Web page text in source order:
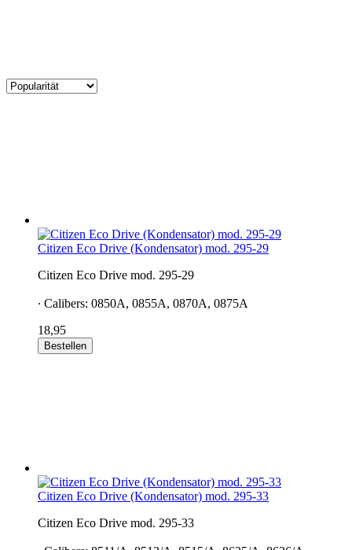
Citizen Eco Drive (Kondensator) mod. 295-29
Citizen Eco Drive mod. 295-29
∙ Calibers: 0850A, 0855A, 0870A, 0875A
18,95
Bestellen
Citizen Eco Drive (Kondensator) mod. 295-33
Citizen Eco Drive mod. 295-33